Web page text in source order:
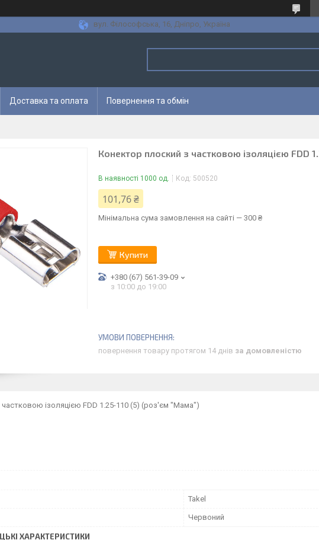
вул. Філософська, 16, Дніпро, Україна
Доставка та оплата Повернення та обмін
Конектор плоский з частковою ізоляцією FDD
В наявності 1000 од. Код: 500520
101,76 ₴
Мінімальна сума замовлення на сайті — 300 ₴
Купити
+380 (67) 561-39-09
з 10:00 до 19:00
повернення товару протягом 14 днів за домовленістю
ізоляцією FDD 1.25-110 (5) (роз'єм "Мама")
Takel
Червоний
ХАРАКТЕРИСТИКИ